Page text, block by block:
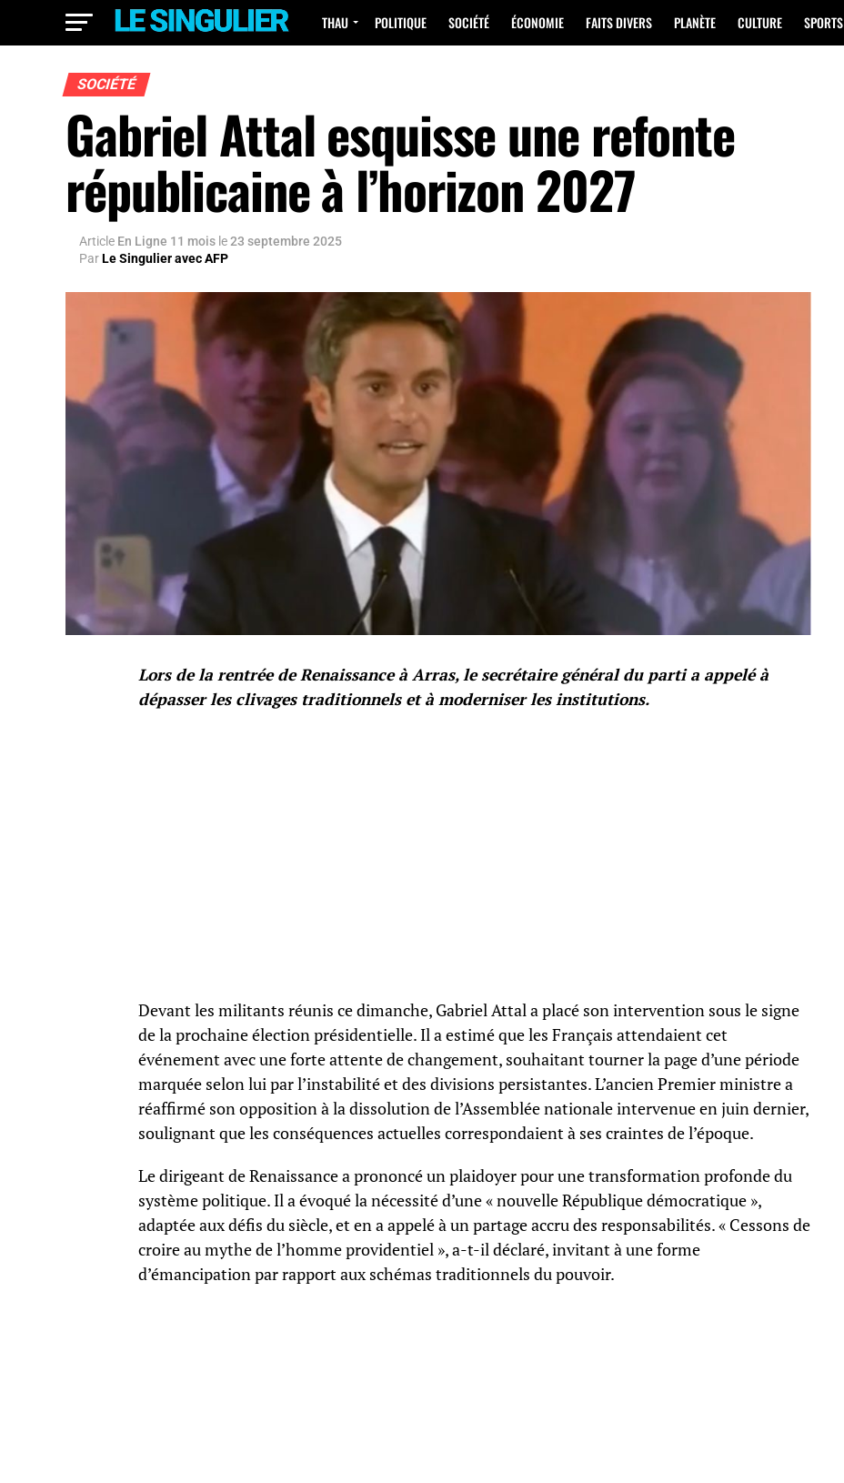
THAU POLITIQUE SOCIÉTÉ ÉCONOMIE FAITS DIVERS PLANÈTE CULTURE SPORTS
SOCIÉTÉ
Gabriel Attal esquisse une refonte
républicaine à l’horizon 2027
Article En Ligne 11 mois le23 septembre 2025
ParLe Singulier avec AFP
Lors de la rentrée de Renaissance à Arras, le secrétaire général du parti a appelé à
dépasser les clivages traditionnels et à moderniser les institutions.
Devant les militants réunis ce dimanche, Gabriel Attal a placé son intervention sous le signe
de la prochaine élection présidentielle. Il a estimé que les Français attendaient cet
événement avec une forte attente de changement, souhaitant tourner la page d’une période
marquée selon lui par l’instabilité et des divisions persistantes. L’ancien Premier ministre a
réaffirmé son opposition à la dissolution de l’Assemblée nationale intervenue en juin dernier,
soulignant que les conséquences actuelles correspondaient à ses craintes de l’époque.
Le dirigeant de Renaissance a prononcé un plaidoyer pour une transformation profonde du
système politique. Il a évoqué la nécessité d’une « nouvelle République démocratique »,
adaptée aux défis du siècle, et en a appelé à un partage accru des responsabilités. « Cessons de
croire au mythe de l’homme providentiel », a-t-il déclaré, invitant à une forme
d’émancipation par rapport aux schémas traditionnels du pouvoir.